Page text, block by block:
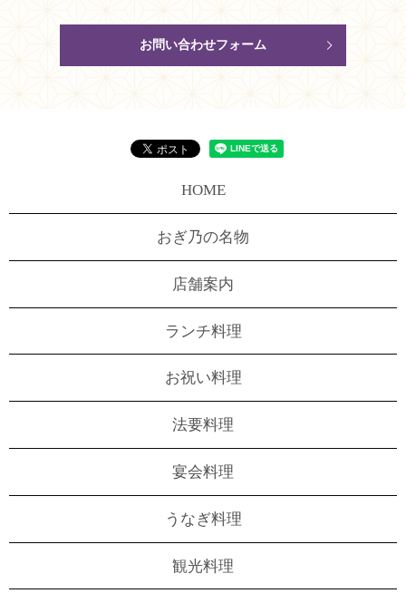
お問い合わせフォーム
HOME
おぎ乃の名物
店舗案内
ランチ料理
お祝い料理
法要料理
宴会料理
うなぎ料理
観光料理